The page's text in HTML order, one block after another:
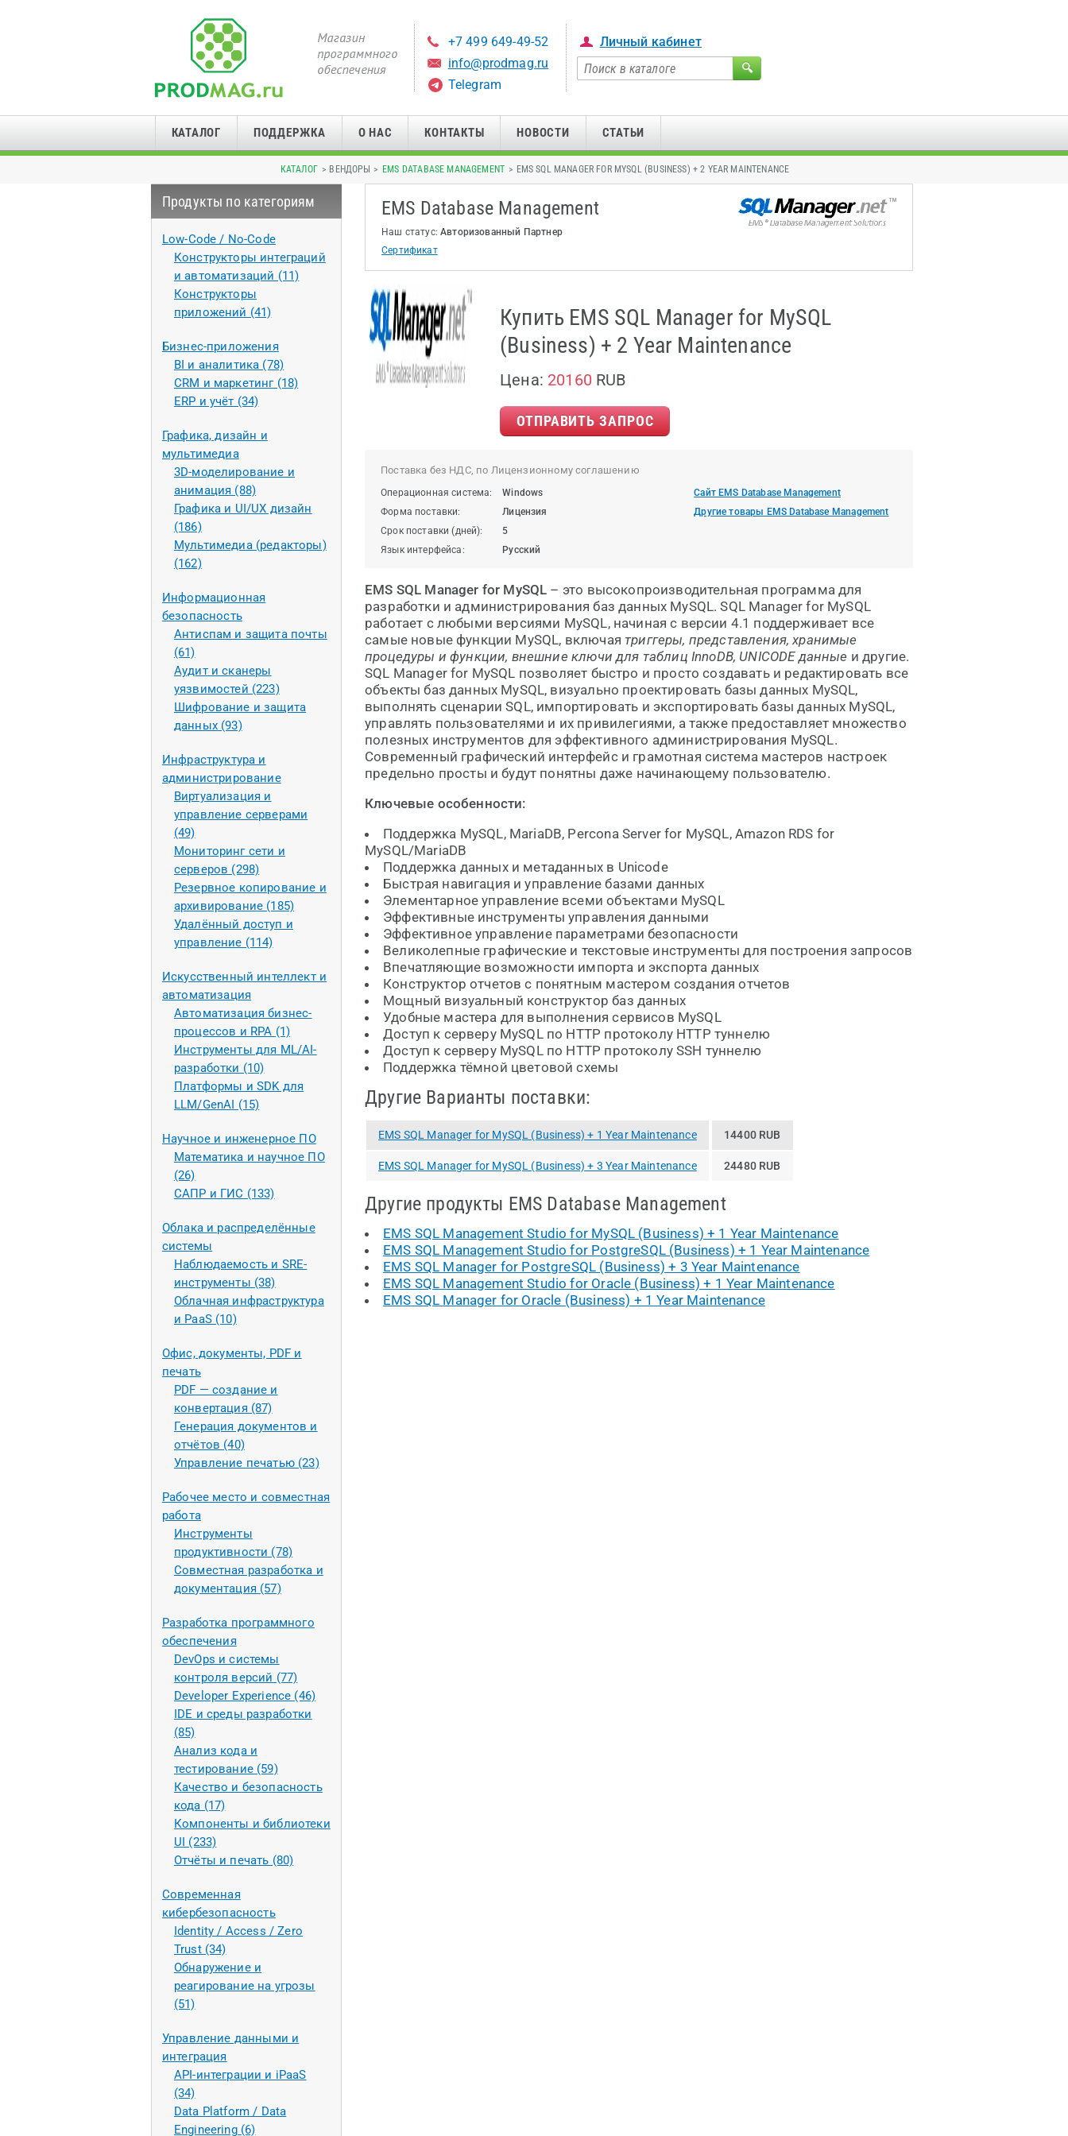
+7 499 649-49-52
info@prodmag.ru
Telegram
Личный кабинет
КАТАЛОГ ПОДДЕРЖКА О НАС КОНТАКТЫ НОВОСТИ СТАТЬИ
КАТАЛОГ > ВЕНДОРЫ > EMS DATABASE MANAGEMENT > EMS SQL MANAGER FOR MYSQL (BUSINESS) + 2 YEAR MAINTENANCE
Продукты по категориям
Low-Code / No-Code
Конструкторы интеграций
и автоматизаций (11)
Конструкторы
приложений (41)
Бизнес-приложения
BI и аналитика (78)
CRM и маркетинг (18)
ERP и учёт (34)
Графика, дизайн и
мультимедиа
3D-моделирование и
анимация (88)
Графика и UI/UX дизайн
(186)
Мультимедиа (редакторы)
(162)
Информационная
безопасность
Антиспам и защита почты
(61)
Аудит и сканеры
уязвимостей (223)
Шифрование и защита
данных (93)
Инфраструктура и
администрирование
Виртуализация и
управление серверами
(49)
Мониторинг сети и
серверов (298)
Резервное копирование и
архивирование (185)
Удалённый доступ и
управление (114)
Искусственный интеллект и
автоматизация
Автоматизация бизнес-
процессов и RPA (1)
Инструменты для ML/AI-
разработки (10)
Платформы и SDK для
LLM/GenAI (15)
Научное и инженерное ПО
Математика и научное ПО
(26)
САПР и ГИС (133)
Облака и распределённые
системы
Наблюдаемость и SRE-
инструменты (38)
Облачная инфраструктура
и PaaS (10)
Офис, документы, PDF и
печать
PDF — создание и
конвертация (87)
Генерация документов и
отчётов (40)
Управление печатью (23)
Рабочее место и совместная
работа
Инструменты
продуктивности (78)
Совместная разработка и
документация (57)
Разработка программного
обеспечения
DevOps и системы
контроля версий (77)
Developer Experience (46)
IDE и среды разработки
(85)
Анализ кода и
тестирование (59)
Качество и безопасность
кода (17)
Компоненты и библиотеки
UI (233)
Отчёты и печать (80)
Современная
кибербезопасность
Identity / Access / Zero
Trust (34)
Обнаружение и
реагирование на угрозы
(51)
Управление данными и
интеграция
API-интеграции и iPaaS
(34)
Data Platform / Data
Engineering (6)
EMS Database Management
Наш статус:Авторизованный Партнер
Сертификат
Купить EMS SQL Manager for MySQL
(Business) + 2 Year Maintenance
Цена: 20160 RUB
ОТПРАВИТЬ ЗАПРОС
Поставка без НДС, по Лицензионному соглашению
Операционная система:
Windows
Форма поставки:
Лицензия
Срок поставки (дней):
5
Язык интерфейса:
Русский
Сайт EMS Database Management
Другие товары EMS Database Management
EMS SQL Manager for MySQL – это высокопроизводительная программа для
разработки и администрирования баз данных MySQL. SQL Manager for MySQL
работает с любыми версиями MySQL, начиная с версии 4.1 поддерживает все
самые новые функции MySQL, включая триггеры, представления, хранимые
процедуры и функции, внешние ключи для таблиц InnoDB, UNICODE данные и другие.
SQL Manager for MySQL позволяет быстро и просто создавать и редактировать все
объекты баз данных MySQL, визуально проектировать базы данных MySQL,
выполнять сценарии SQL, импортировать и экспортировать базы данных MySQL,
управлять пользователями и их привилегиями, а также предоставляет множество
полезных инструментов для эффективного администрирования MySQL.
Современный графический интерфейс и грамотная система мастеров настроек
предельно просты и будут понятны даже начинающему пользователю.
Ключевые особенности:
Поддержка MySQL, MariaDB, Percona Server for MySQL, Amazon RDS for
MySQL/MariaDB
Поддержка данных и метаданных в Unicode
Быстрая навигация и управление базами данных
Элементарное управление всеми объектами MySQL
Эффективные инструменты управления данными
Эффективное управление параметрами безопасности
Великолепные графические и текстовые инструменты для построения запросов
Впечатляющие возможности импорта и экспорта данных
Конструктор отчетов с понятным мастером создания отчетов
Мощный визуальный конструктор баз данных
Удобные мастера для выполнения сервисов MySQL
Доступ к серверу MySQL по HTTP протоколу HTTP туннелю
Доступ к серверу MySQL по HTTP протоколу SSH туннелю
Поддержка тёмной цветовой схемы
Другие Варианты поставки:
EMS SQL Manager for MySQL (Business) + 1 Year Maintenance 14400 RUB
EMS SQL Manager for MySQL (Business) + 3 Year Maintenance 24480 RUB
Другие продукты EMS Database Management
EMS SQL Management Studio for MySQL (Business) + 1 Year Maintenance
EMS SQL Management Studio for PostgreSQL (Business) + 1 Year Maintenance
EMS SQL Manager for PostgreSQL (Business) + 3 Year Maintenance
EMS SQL Management Studio for Oracle (Business) + 1 Year Maintenance
EMS SQL Manager for Oracle (Business) + 1 Year Maintenance